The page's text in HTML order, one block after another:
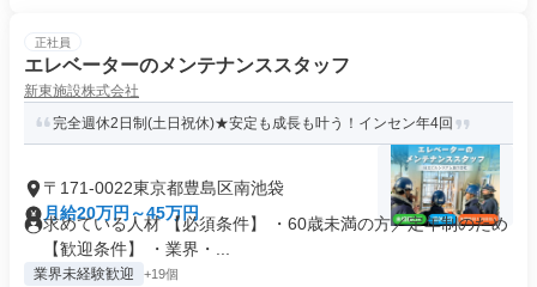
正社員
エレベーターのメンテナンススタッフ
新東施設株式会社
完全週休2日制(土日祝休)★安定も成長も叶う！インセン年4回
〒171-0022東京都豊島区南池袋
月給20万円～45万円
求めている人材 【必須条件】 ・60歳未満の方／定年制のため
【歓迎条件】 ・業界・...
業界未経験歓迎 +19個